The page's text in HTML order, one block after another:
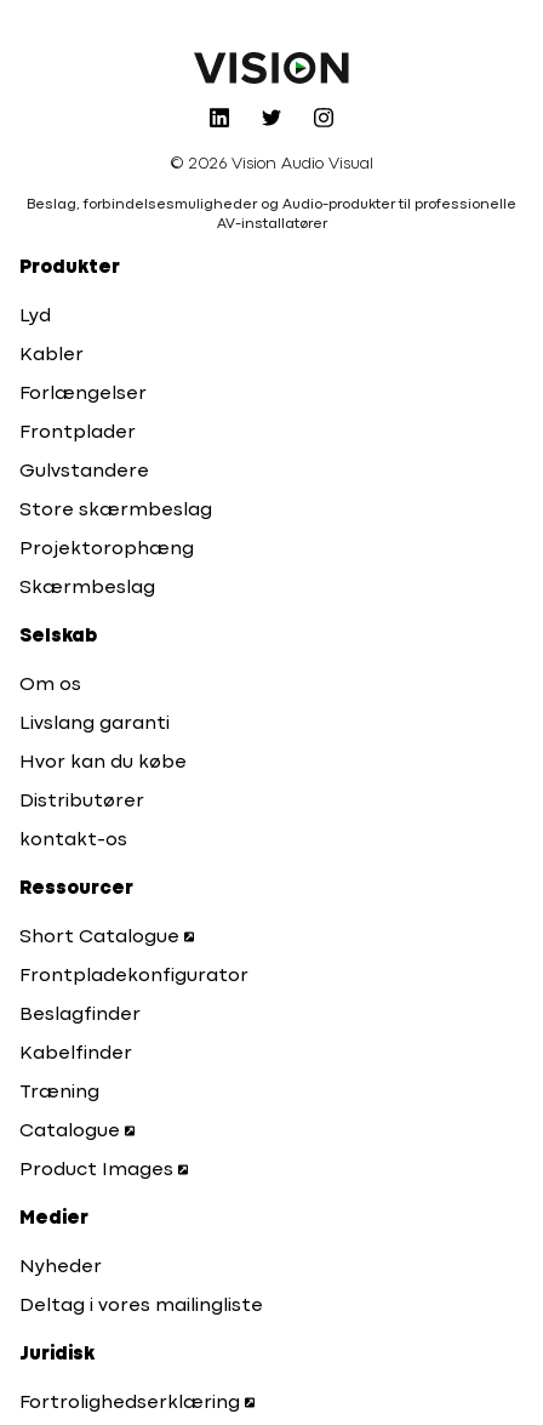
© 2026 Vision Audio Visual
Beslag, forbindelsesmuligheder og Audio-produkter til professionelle
AV-installatører
Produkter
Lyd
Kabler
Forlængelser
Frontplader
Gulvstandere
Store skærmbeslag
Projektorophæng
Skærmbeslag
Selskab
Om os
Livslang garanti
Hvor kan du købe
Distributører
kontakt-os
Ressourcer
Short Catalogue
Frontpladekonfigurator
Beslagfinder
Kabelfinder
Træning
Catalogue
Product Images
Medier
Nyheder
Deltag i vores mailingliste
Juridisk
Fortrolighedserklæring